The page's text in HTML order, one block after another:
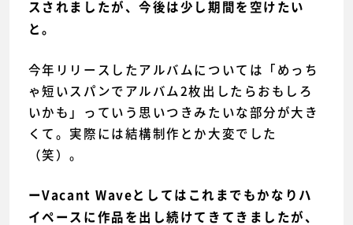
スされましたが、今後は少し期間を空けたい
と。
今年リリースしたアルバムについては「めっち
ゃ短いスパンでアルバム2枚出したらおもしろ
いかも」っていう思いつきみたいな部分が大き
くて。実際には結構制作とか大変でした
（笑）。
ーVacant Waveとしてはこれまでもかなりハ
イペースに作品を出し続けてきてきましたが、